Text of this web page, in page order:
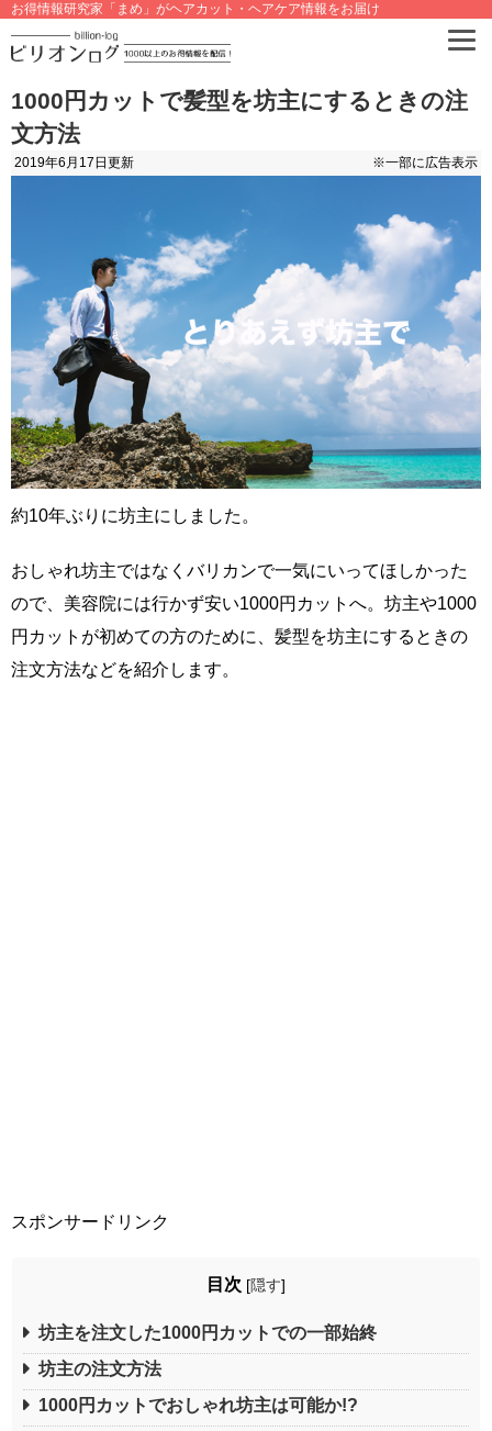
お得情報研究家「まめ」がヘアカット・ヘアケア情報をお届け
1000円カットで髪型を坊主にするときの注
文方法
2019年6月17日 更新 ※一部に広告表示
約10年ぶりに坊主にしました。
おしゃれ坊主ではなくバリカンで一気にいってほしかった
ので、美容院には行かず安い1000円カットへ。坊主や1000
円カットが初めての方のために、髪型を坊主にするときの
注文方法などを紹介します。
スポンサードリンク
目次 [隠す]
坊主を注文した1000円カットでの一部始終
坊主の注文方法
1000円カットでおしゃれ坊主は可能か!?